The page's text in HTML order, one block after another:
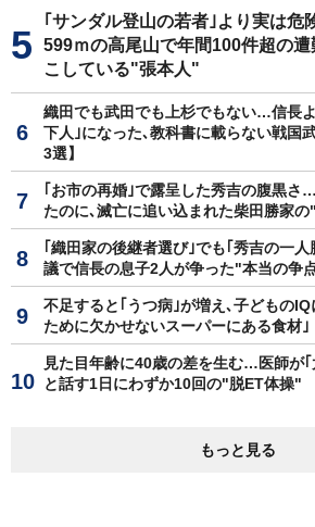
｢サンダル登山の若者｣より実は
599ｍの高尾山で年間100件超の遭
こしている"張本人"
織田でも武田でも上杉でもない…信長
下人｣になった､教科書に載らない戦国
3選】
｢お市の再婚｣で露呈した秀吉の腹黒さ
たのに､滅亡に追い込まれた柴田勝家
｢織田家の後継者選び｣でも｢秀吉の一
議で信長の息子2人が争った"本当の争
不足すると｢うつ病｣が増え､子どもの
ために欠かせないスーパーにある食材｣
見た目年齢に40歳の差を生む…医師が
と話す1日にわずか10回の"脱ET体操"
もっと見る